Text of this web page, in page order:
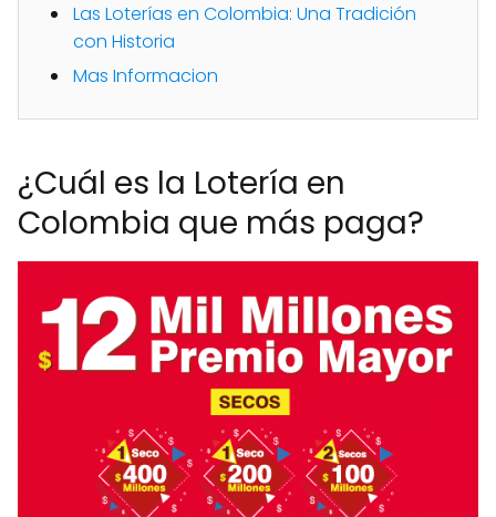
Las Loterías en Colombia: Una Tradición
con Historia
Mas Informacion
¿Cuál es la Lotería en
Colombia que más paga?